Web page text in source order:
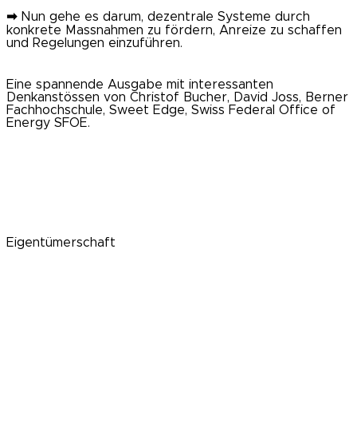
➡Nun gehe es darum, dezentrale Systeme durch
konkrete Massnahmen zu fördern, Anreize zu schaffen
und Regelungen einzuführen.
Eine spannende Ausgabe mit interessanten
Denkanstössen von Christof Bucher, David Joss, Berner
Fachhochschule, Sweet Edge, Swiss Federal Office of
Energy SFOE.
Eigentümerschaft